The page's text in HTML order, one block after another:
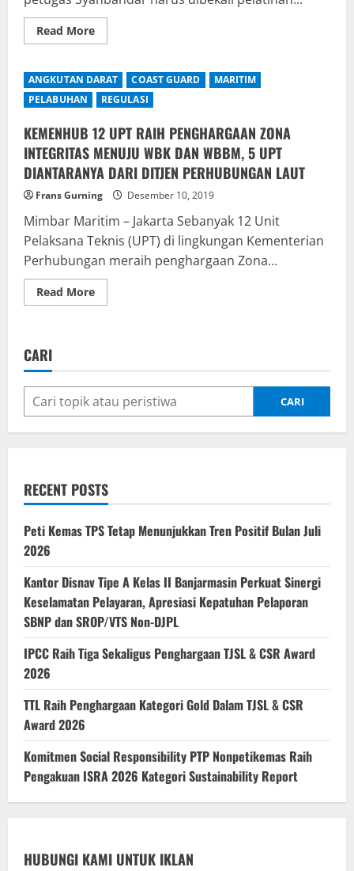
Read MoreRead
more
Hubla
Gandeng
Expert
Australia
Peningkatan
Kapabilitas
Pemeriksa
Kapal
ANGKUTAN DARAT COAST GUARD
MARITIM
PELABUHAN
REGULASI
KEMENHUB 12 UPT RAIH PENGHARGAAN ZONA
INTEGRITAS MENUJU WBK DAN WBBM, 5 UPT
DIANTARANYA DARI DITJEN PERHUBUNGAN LAUT
Frans Gurning Desember 10, 2019
Mimbar Maritim – Jakarta Sebanyak 12 Unit
Pelaksana Teknis (UPT) di lingkungan Kementerian
Perhubungan meraih penghargaan Zona...
Read MoreRead
more
PENGHARGAAN
INTEGRITAS
MENUJU
WBK
WBBM,
DITJEN
PERHUBUNGAN
CARI
CARI
RECENT POSTS
Peti Kemas TPS Tetap Menunjukkan Tren Positif Bulan Juli
2026
Kantor Disnav Tipe A Kelas II Banjarmasin Perkuat Sinergi
Keselamatan Pelayaran, Apresiasi Kepatuhan Pelaporan
SBNP dan SROP/VTS Non-DJPL
IPCC Raih Tiga Sekaligus Penghargaan TJSL & CSR Award
2026
TTL Raih Penghargaan Kategori Gold Dalam TJSL & CSR
Award 2026
Komitmen Social Responsibility PTP Nonpetikemas Raih
Pengakuan ISRA 2026 Kategori Sustainability Report
HUBUNGI KAMI UNTUK IKLAN